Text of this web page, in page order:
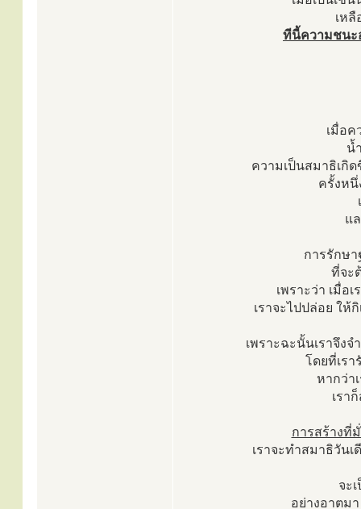
เหลื
ทีนี้ความชนะ
เมื่อค
น้
ความเป็นสมาธิเกิ
ครั้งหนึ่
แ
การรักษา
ที่จะ
เพราะว่า เมื่อ
เราจะไปปล่อย ให้
เพราะฉะนั้นเราจึง
โดยที่เร
หากว่า
เรา
การสร้างที่
เราจะทำสมาธิวันเ
จะ
อย่างอาตม